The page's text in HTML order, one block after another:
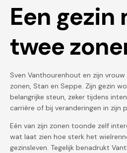
Een gezin
twee
Sven Vanthourenhout en zijn
zonen, Stan en Seppe. Zijn gezin
belangrijke steun, zeker tijdens
carrière of bij veranderingen in zijn
Eén van zijn zonen toonde zelf
wat laat zien hoe sterk het
gezinsleven. Tegelijk benadrukt